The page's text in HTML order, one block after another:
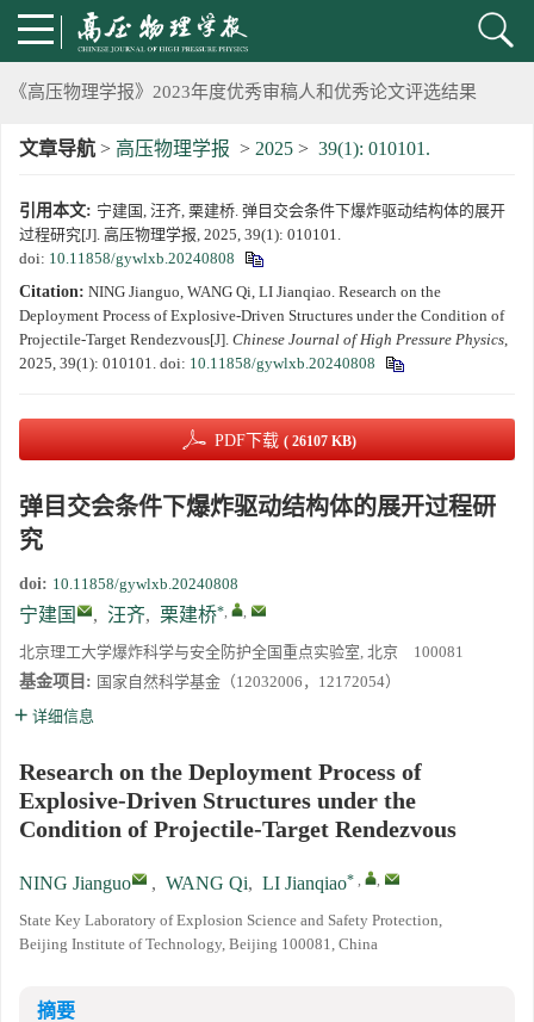
《高压物理学报》第二届青年编委会招募启事
《高压物理学报》2023年度优秀审稿人和优秀论文评选结果
第十四届全国爆炸力学学术会议 第二轮通知
第二十一届中国高压科学学术会议第一轮通知
《高压物理学报》第三届青年编委会招募启事
文章导航 > 高压物理学报 > 2025 > 39(1): 010101.
引用本文: 宁建国, 汪齐, 栗建桥. 弹目交会条件下爆炸驱动结构体的展开
过程研究[J]. 高压物理学报, 2025, 39(1): 010101.
doi: 10.11858/gywlxb.20240808
Citation: NING Jianguo, WANG Qi, LI Jianqiao. Research on the
Deployment Process of Explosive-Driven Structures under the Condition of
Projectile-Target Rendezvous[J]. Chinese Journal of High Pressure Physics,
2025, 39(1): 010101. doi: 10.11858/gywlxb.20240808
PDF下载 ( 26107 KB)
弹目交会条件下爆炸驱动结构体的展开过程研
究
doi: 10.11858/gywlxb.20240808
宁建国 , 汪齐, 栗建桥*, ,
北京理工大学爆炸科学与安全防护全国重点实验室, 北京 100081
基金项目: 国家自然科学基金（12032006，12172054）
详细信息
Research on the Deployment Process of
Explosive-Driven Structures under the
Condition of Projectile-Target Rendezvous
NING Jianguo , WANG Qi, LI Jianqiao* , ,
State Key Laboratory of Explosion Science and Safety Protection,
Beijing Institute of Technology, Beijing 100081, China
摘要